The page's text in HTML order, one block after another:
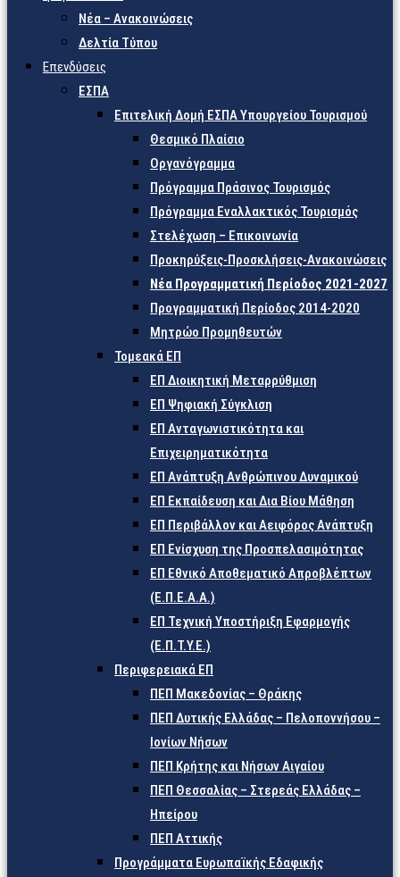
Νέα – Ανακοινώσεις
Δελτία Τύπου
Επενδύσεις
ΕΣΠΑ
Επιτελική Δομή ΕΣΠΑ Υπουργείου Τουρισμού
Θεσμικό Πλαίσιο
Οργανόγραμμα
Πρόγραμμα Πράσινος Τουρισμός
Πρόγραμμα Εναλλακτικός Τουρισμός
Στελέχωση – Επικοινωνία
Προκηρύξεις-Προσκλήσεις-Ανακοινώσεις
Νέα Προγραμματική Περίοδος 2021-2027
Προγραμματική Περίοδος 2014-2020
Μητρώο Προμηθευτών
Τομεακά ΕΠ
ΕΠ Διοικητική Μεταρρύθμιση
ΕΠ Ψηφιακή Σύγκλιση
ΕΠ Ανταγωνιστικότητα και
Επιχειρηματικότητα
ΕΠ Ανάπτυξη Ανθρώπινου Δυναμικού
ΕΠ Εκπαίδευση και Δια Βίου Μάθηση
ΕΠ Περιβάλλον και Αειφόρος Ανάπτυξη
ΕΠ Ενίσχυση της Προσπελασιμότητας
ΕΠ Εθνικό Αποθεματικό Απροβλέπτων
(Ε.Π.Ε.Α.Α.)
ΕΠ Τεχνική Υποστήριξη Εφαρμογής
(Ε.Π.Τ.Υ.Ε.)
Περιφερειακά ΕΠ
ΠΕΠ Μακεδονίας – Θράκης
ΠΕΠ Δυτικής Ελλάδας – Πελοποννήσου –
Ιονίων Νήσων
ΠΕΠ Κρήτης και Νήσων Αιγαίου
ΠΕΠ Θεσσαλίας – Στερεάς Ελλάδας –
Ηπείρου
ΠΕΠ Αττικής
Προγράμματα Ευρωπαϊκής Εδαφικής